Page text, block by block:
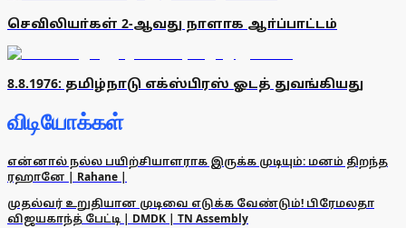
செவிலியா்கள் 2-ஆவது நாளாக ஆா்ப்பாட்டம்
8.8.1976: தமிழ்நாடு எக்ஸ்பிரஸ் ஓடத் துவங்கியது
விடியோக்கள்
என்னால் நல்ல பயிற்சியாளராக இருக்க முடியும்: மனம் திறந்த
ரஹானே | Rahane |
முதல்வர் உறுதியான முடிவை எடுக்க வேண்டும்! பிரேமலதா
விஜயகாந்த் பேட்டி | DMDK | TN Assembly